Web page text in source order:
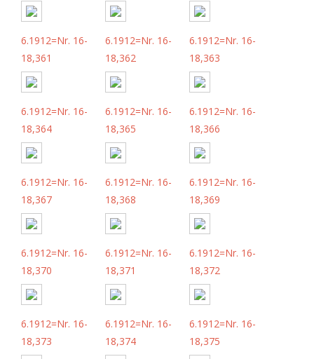
6.1912=Nr. 16-
18,361
6.1912=Nr. 16-
18,362
6.1912=Nr. 16-
18,363
6.1912=Nr. 16-
18,364
6.1912=Nr. 16-
18,365
6.1912=Nr. 16-
18,366
6.1912=Nr. 16-
18,367
6.1912=Nr. 16-
18,368
6.1912=Nr. 16-
18,369
6.1912=Nr. 16-
18,370
6.1912=Nr. 16-
18,371
6.1912=Nr. 16-
18,372
6.1912=Nr. 16-
18,373
6.1912=Nr. 16-
18,374
6.1912=Nr. 16-
18,375